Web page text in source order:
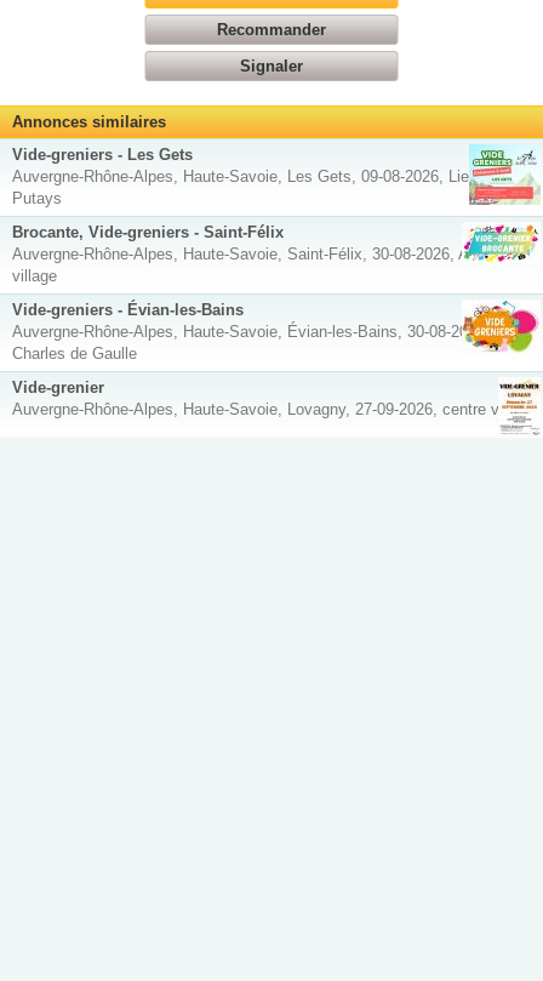
Recommander
Signaler
Annonces similaires
Vide-greniers - Les Gets
Auvergne-Rhône-Alpes, Haute-Savoie, Les Gets, 09-08-2026, Lieu dit les
Putays
Brocante, Vide-greniers - Saint-Félix
Auvergne-Rhône-Alpes, Haute-Savoie, Saint-Félix, 30-08-2026, Autour du
village
Vide-greniers - Évian-les-Bains
Auvergne-Rhône-Alpes, Haute-Savoie, Évian-les-Bains, 30-08-2026, Place
Charles de Gaulle
Vide-grenier
Auvergne-Rhône-Alpes, Haute-Savoie, Lovagny, 27-09-2026, centre village